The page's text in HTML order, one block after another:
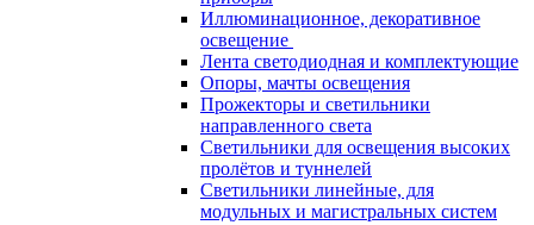
Иллюминационное, декоративное
освещение
Лента светодиодная и комплектующие
Опоры, мачты освещения
Прожекторы и светильники
направленного света
Светильники для освещения высоких
пролётов и туннелей
Светильники линейные, для
модульных и магистральных систем